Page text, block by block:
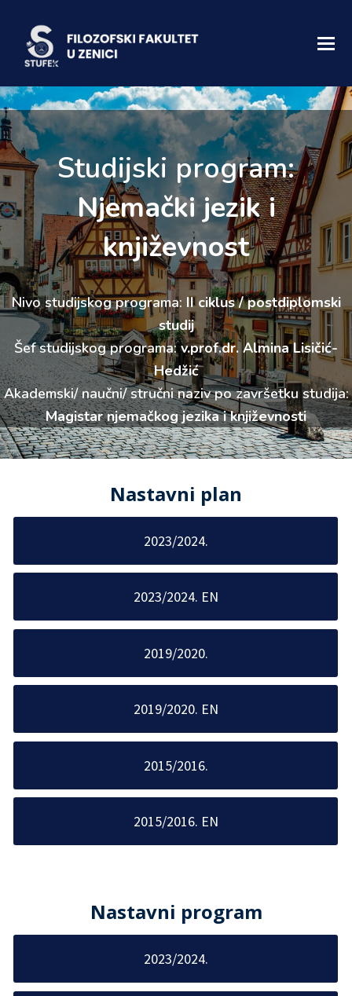
Studijski program:
Njemački jezik i
književnost
Nivo studijskog programa: II ciklus / postdiplomski
studij
Šef studijskog programa:v.prof.dr. Almina Lisičić-
Hedžić
Akademski/ naučni/ stručni naziv po završetku studija:
Magistar njemačkog jezika i književnosti
Nastavni plan
2023/2024.
2023/2024. EN
2019/2020.
2019/2020. EN
2015/2016.
2015/2016. EN
Nastavni program
2023/2024.